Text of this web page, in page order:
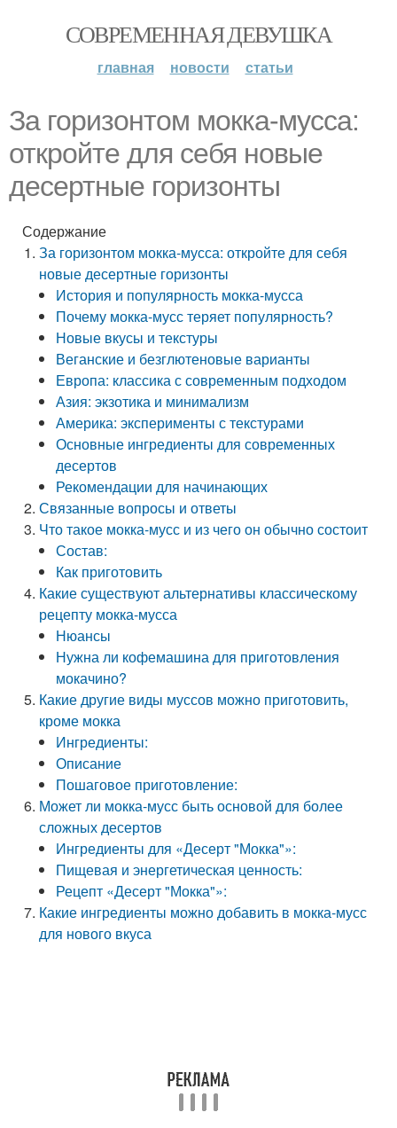
СОВРЕМЕННАЯ ДЕВУШКА
главная новости статьи
За горизонтом мокка-мусса:
откройте для себя новые
десертные горизонты
Содержание
За горизонтом мокка-мусса: откройте для себя
новые десертные горизонты
История и популярность мокка-мусса
Почему мокка-мусс теряет популярность?
Новые вкусы и текстуры
Веганские и безглютеновые варианты
Европа: классика с современным подходом
Азия: экзотика и минимализм
Америка: эксперименты с текстурами
Основные ингредиенты для современных
десертов
Рекомендации для начинающих
Связанные вопросы и ответы
Что такое мокка-мусс и из чего он обычно состоит
Состав:
Как приготовить
Какие существуют альтернативы классическому
рецепту мокка-мусса
Нюансы
Нужна ли кофемашина для приготовления
мокачино?
Какие другие виды муссов можно приготовить,
кроме мокка
Ингредиенты:
Описание
Пошаговое приготовление:
Может ли мокка-мусс быть основой для более
сложных десертов
Ингредиенты для «Десерт "Мокка"»:
Пищевая и энергетическая ценность:
Рецепт «Десерт "Мокка"»:
Какие ингредиенты можно добавить в мокка-мусс
для нового вкуса